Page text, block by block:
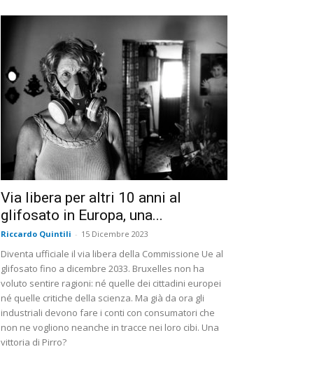
Via libera per altri 10 anni al
glifosato in Europa, una...
Riccardo Quintili - 15 Dicembre 2023
Diventa ufficiale il via libera della Commissione Ue al
glifosato fino a dicembre 2033. Bruxelles non ha
voluto sentire ragioni: né quelle dei cittadini europei
né quelle critiche della scienza. Ma già da ora gli
industriali devono fare i conti con consumatori che
non ne vogliono neanche in tracce nei loro cibi. Una
vittoria di Pirro?